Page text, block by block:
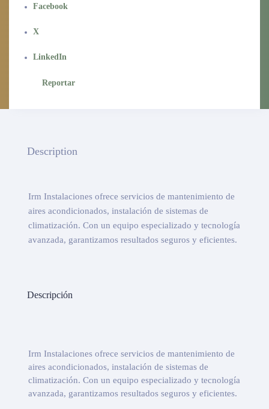
Facebook
X
LinkedIn
Reportar
Description
Irm Instalaciones ofrece servicios de mantenimiento de
aires acondicionados, instalación de sistemas de
climatización. Con un equipo especializado y tecnología
avanzada, garantizamos resultados seguros y eficientes.
Descripción
Irm Instalaciones ofrece servicios de mantenimiento de
aires acondicionados, instalación de sistemas de
climatización. Con un equipo especializado y tecnología
avanzada, garantizamos resultados seguros y eficientes.